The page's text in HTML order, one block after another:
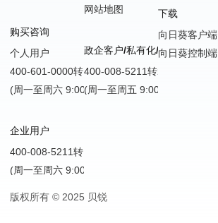
购买咨询
个人用户
400-601-0000转1
(周一至周六 9:00-18:00)
企业用户
400-008-5211转1
(周一至周六 9:00-18:00)
网站地图
政企客户/私有化/SDK嵌入
400-008-5211转2
(周一至周五 9:00-18:00)
下载
向日葵客户端
向日葵控制端
版权所有 © 2025 贝锐